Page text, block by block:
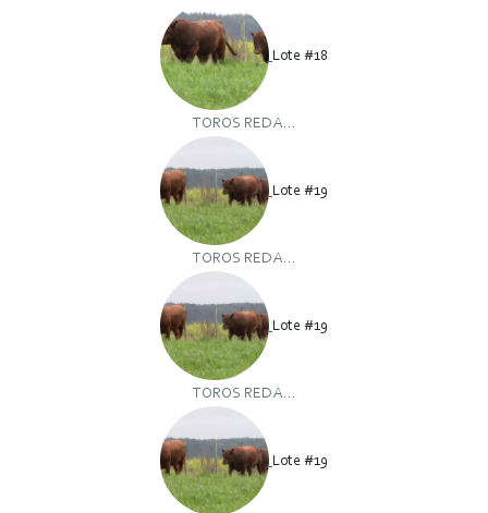
Lote #18
TOROS RED A...
Lote #19
TOROS RED A...
Lote #19
TOROS RED A...
Lote #19